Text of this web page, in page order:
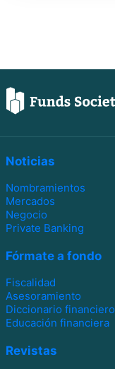
Noticias
Nombramientos
Mercados
Negocio
Private Banking
Fórmate a fondo
Fiscalidad
Asesoramiento
Diccionario financiero
Educación financiera
Revistas